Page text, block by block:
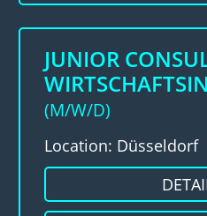
JUNIOR
(M/W/D)
Location: Düsseldorf